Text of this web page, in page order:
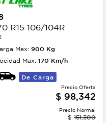
R15 106/104R
Max: 900 Kg
Max: 170 Km/h
De Carga
Precio Oferta
$ 98,342
Precio Normal
$ 151,300